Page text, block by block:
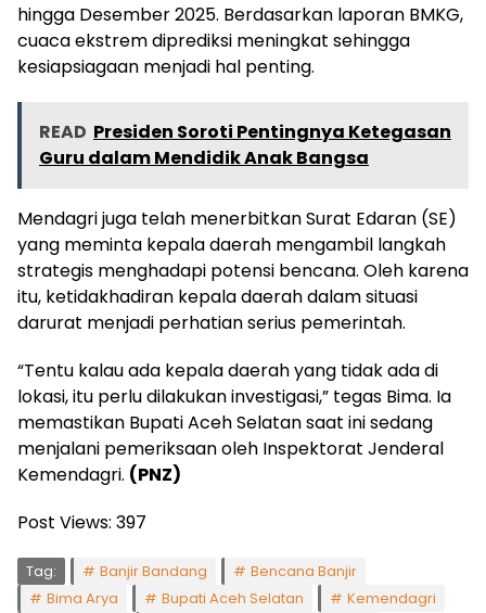
hingga Desember 2025. Berdasarkan laporan BMKG,
cuaca ekstrem diprediksi meningkat sehingga
kesiapsiagaan menjadi hal penting.
READ Presiden Soroti Pentingnya Ketegasan
Guru dalam Mendidik Anak Bangsa
Mendagri juga telah menerbitkan Surat Edaran (SE)
yang meminta kepala daerah mengambil langkah
strategis menghadapi potensi bencana. Oleh karena
itu, ketidakhadiran kepala daerah dalam situasi
darurat menjadi perhatian serius pemerintah.
“Tentu kalau ada kepala daerah yang tidak ada di
lokasi, itu perlu dilakukan investigasi,” tegas Bima. Ia
memastikan Bupati Aceh Selatan saat ini sedang
menjalani pemeriksaan oleh Inspektorat Jenderal
Kemendagri. (PNZ)
Post Views: 397
Tag: Banjir Bandang
Bencana Banjir
Bima Arya
Bupati Aceh Selatan
Kemendagri